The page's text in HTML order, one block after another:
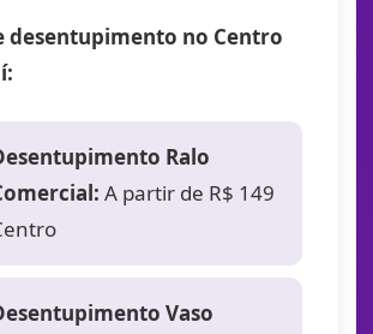
desentupimento no Centro
Ralo
A partir de R$ 149
Vaso